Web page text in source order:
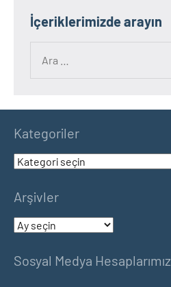
İçeriklerimizde arayın
Kategoriler
Kategoriler
Arşivler
Arşivler
Sosyal Medya Hesaplarımız